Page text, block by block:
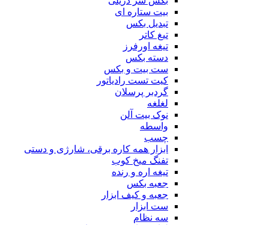
بیت ستاره ای
تبدیل بکس
تیغ کاتر
تیغه اورفرز
دسته بکس
ست بیت و بکس
کیت تست رادیاتور
گردبر پرسلان
لغلغه
نوک بیت آلن
واسطه
چسب
ابزار همه کاره برقی، شارژی و دستی
تفنگ میخ کوب
تیغه اره و رنده
جعبه بکس
جعبه و کیف ابزار
ست ابزار
سه نظام